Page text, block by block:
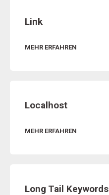
Link
MEHR ERFAHREN
Localhost
MEHR ERFAHREN
Long Tail Keywords